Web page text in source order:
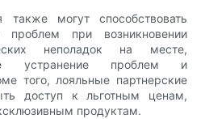
также могут способствовать
при возникновении
неполадок на месте,
устранение проблем и
того, лояльные партнерские
доступ к льготным ценам,
продуктам.